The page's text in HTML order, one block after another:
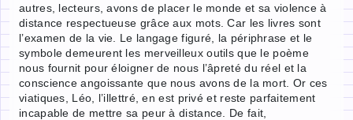
autres, lecteurs, avons de placer le monde et sa violence à
distance respectueuse grâce aux mots. Car les livres sont
l’examen de la vie. Le langage figuré, la périphrase et le
symbole demeurent les merveilleux outils que le poème
nous fournit pour éloigner de nous l’âpreté du réel et la
conscience angoissante que nous avons de la mort. Or ces
viatiques, Léo, l’illettré, en est privé et reste parfaitement
incapable de mettre sa peur à distance. De fait,